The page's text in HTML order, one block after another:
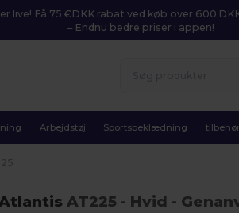
live! Få 75 €DKK rabat ved køb over 600
– Endnu bedre priser i appen!
Arbejdstøj Sportsbeklædning tilbehør
AT225 - Hvid -